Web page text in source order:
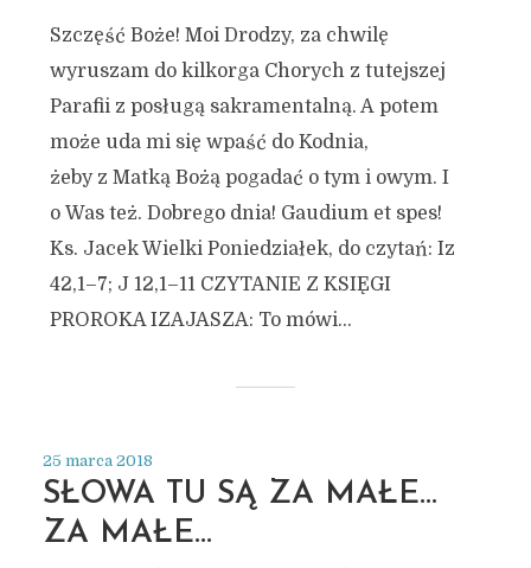
Szczęść Boże! Moi Drodzy, za chwilę
wyruszam do kilkorga Chorych z tutejszej
Parafii z posługą sakramentalną. A potem
może uda mi się wpaść do Kodnia,
żeby z Matką Bożą pogadać o tym i owym. I
o Was też. Dobrego dnia! Gaudium et spes!
Ks. Jacek Wielki Poniedziałek, do czytań: Iz
42,1–7; J 12,1–11 CZYTANIE Z KSIĘGI
PROROKA IZAJASZA: To mówi...
25 marca 2018
SŁOWA TU SĄ ZA MAŁE…
ZA MAŁE…